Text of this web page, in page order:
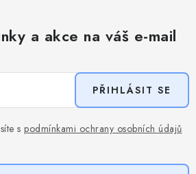
a akce na váš e-mail
s podmínkami ochrany osobních údajů
PŘIHLÁSIT SE